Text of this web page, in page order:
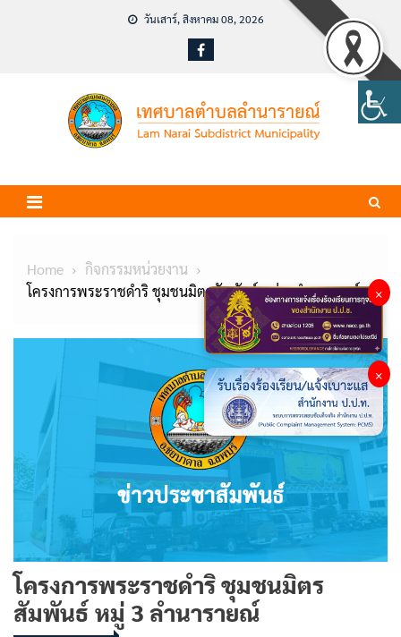
วันเสาร์, สิงหาคม 08, 2026
Home
กิจกรรมหน่วยงาน
โครงการพระราชดำริ ชุมชนมิตรสัมพันธ์ หมู่ 3 ลำนารายณ์
โครงการพระราชดำริ ชุมชนมิตร
สัมพันธ์ หมู่ 3 ลำนารายณ์
×
×